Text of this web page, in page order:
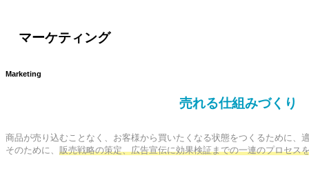
マーケティング
Marketing
売れる仕組みづくり
商品が売り込むことなく、お客様から買いたくなる状態をつくるために
そのために、 販売戦略の策定、広告宣伝に効果検証までの一連のプロセス